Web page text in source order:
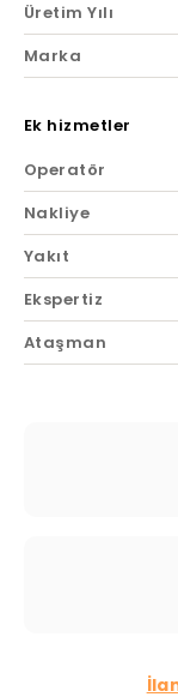
Üretim Yılı
Marka
Ek hizmetler
Operatör
Nakliye
Yakıt
Ekspertiz
Ataşman